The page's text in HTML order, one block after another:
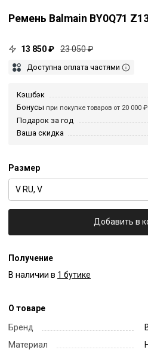
Ремень Balmain BY0Q71
13 850 ₽ 23 050 ₽
Доступна оплата частями
Кэшбэк
Бонусы при покупке товаров от 20 000 ₽
Подарок за год
Ваша скидка
Размер
V RU, V
Добавить в
Получение
В наличии в 1 бутике
О товаре
Бренд
Материал